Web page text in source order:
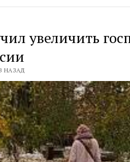
увеличить
НАЗАД